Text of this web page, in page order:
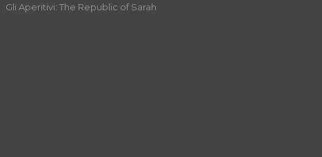
Gli Aperitivi: The Republic of Sarah